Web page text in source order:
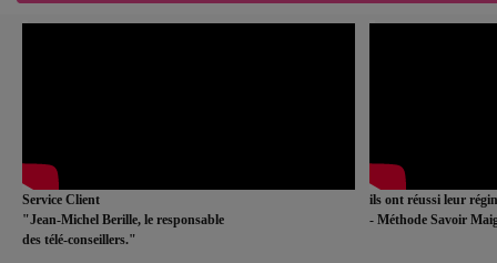
Service Client
"Jean-Michel Berille, le responsable
des télé-conseillers."
ils ont réussi leur
- Méthode Savoir